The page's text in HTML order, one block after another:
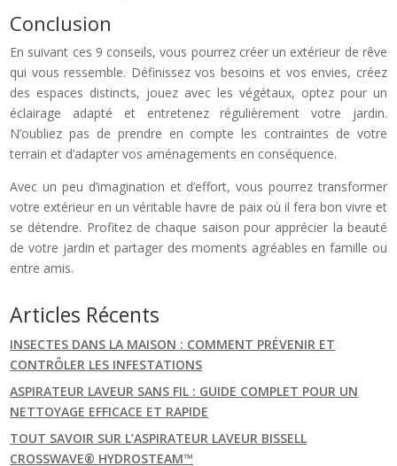
Conclusion
En suivant ces 9 conseils, vous pourrez créer un extérieur de rêve
qui vous ressemble. Définissez vos besoins et vos envies, créez
des espaces distincts, jouez avec les végétaux, optez pour un
éclairage adapté et entretenez régulièrement votre jardin.
N’oubliez pas de prendre en compte les contraintes de votre
terrain et d’adapter vos aménagements en conséquence.
Avec un peu d’imagination et d’effort, vous pourrez transformer
votre extérieur en un véritable havre de paix où il fera bon vivre et
se détendre. Profitez de chaque saison pour apprécier la beauté
de votre jardin et partager des moments agréables en famille ou
entre amis.
Articles Récents
INSECTES DANS LA MAISON : COMMENT PRÉVENIR ET
CONTRÔLER LES INFESTATIONS
ASPIRATEUR LAVEUR SANS FIL : GUIDE COMPLET POUR UN
NETTOYAGE EFFICACE ET RAPIDE
TOUT SAVOIR SUR L’ASPIRATEUR LAVEUR BISSELL
CROSSWAVE® HYDROSTEAM™